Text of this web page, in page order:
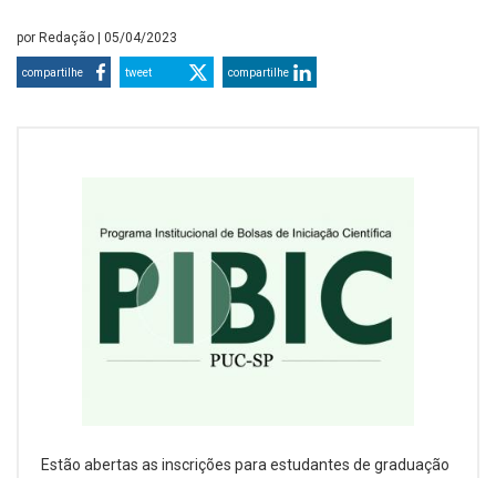
por Redação | 05/04/2023
compartilhe tweet compartilhe
Estão abertas as inscrições para estudantes de graduação